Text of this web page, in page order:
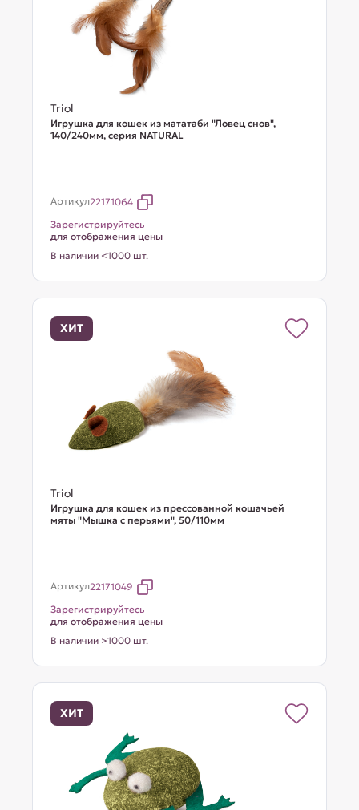
Triol
Игрушка для кошек из мататаби "Ловец снов",
140/240мм, серия NATURAL
Артикул22171064
Зарегистрируйтесь
для отображения цены
В наличии <1000 шт.
ХИТ
Triol
Игрушка для кошек из прессованной кошачьей
мяты "Мышка с перьями", 50/110мм
Артикул22171049
Зарегистрируйтесь
для отображения цены
В наличии >1000 шт.
ХИТ